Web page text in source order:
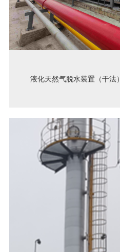
液化天然气脱水装置（干法）